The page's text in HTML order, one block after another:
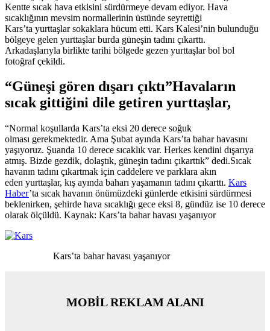
Kentte sıcak hava etkisini sürdürmeye devam ediyor. Hava
sıcaklığının mevsim normallerinin üstünde seyrettiği
Kars’ta yurttaşlar sokaklara hücum etti. Kars Kalesi’nin bulunduğu
bölgeye gelen yurttaşlar burda güneşin tadını çıkarttı.
Arkadaşlarıyla birlikte tarihi bölgede gezen yurttaşlar bol bol
fotoğraf çekildi.
“Güneşi gören dışarı çıktı”Havaların
sıcak gittiğini dile getiren yurttaşlar,
“Normal koşullarda Kars’ta eksi 20 derece soğuk
olması gerekmektedir. Ama Şubat ayında Kars’ta bahar havasını
yaşıyoruz. Şuanda 10 derece sıcaklık var. Herkes kendini dışarıya
atmış. Bizde gezdik, dolaştık, güneşin tadını çıkarttık” dedi.Sıcak
havanın tadını çıkartmak için caddelere ve parklara akın
eden yurttaşlar, kış ayında baharı yaşamanın tadını çıkarttı. Kars
Haber’ta sıcak havanın önümüzdeki günlerde etkisini sürdürmesi
beklenirken, şehirde hava sıcaklığı gece eksi 8, gündüz ise 10 derece
olarak ölçüldü. Kaynak: Kars’ta bahar havası yaşanıyor
Kars’ta bahar havası yaşanıyor
MOBİL REKLAM ALANI